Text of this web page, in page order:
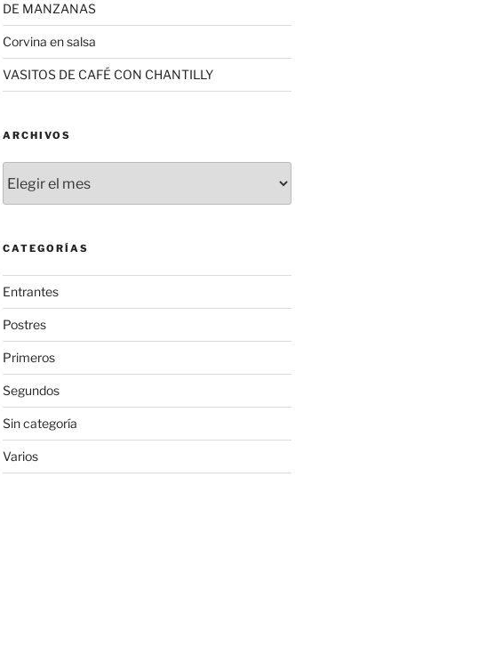
DE MANZANAS
Corvina en salsa
VASITOS DE CAFÉ CON CHANTILLY
ARCHIVOS
CATEGORÍAS
Entrantes
Postres
Primeros
Segundos
Sin categoría
Varios